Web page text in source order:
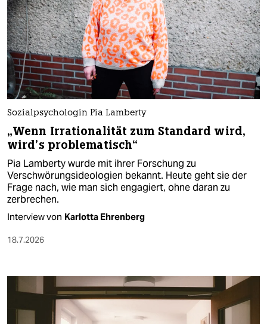
Sozialpsychologin Pia Lamberty
„Wenn Irrationalität zum Standard wird,
wird’s problematisch“
Pia Lamberty wurde mit ihrer Forschung zu
Verschwörungsideologien bekannt. Heute geht sie der
Frage nach, wie man sich engagiert, ohne daran zu
zerbrechen.
Interview von Karlotta Ehrenberg
18.7.2026